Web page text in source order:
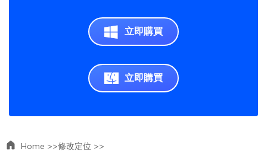
立即購買
立即購買
Home >>修改定位 >>